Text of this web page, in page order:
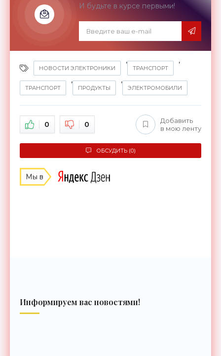
И будьте в курсе первыми!
НОВОСТИ ЭЛЕКТРОНИКИ
,
ТРАНСПОРТ
,
ТРАНСПОРТ
,
ПРОДУКТЫ
,
ЭЛЕКТРОМОБИЛИ
0 0
Добавить
в мою ленту
ОБСУДИТЬ (0)
Мы в
Информируем вас новостями!